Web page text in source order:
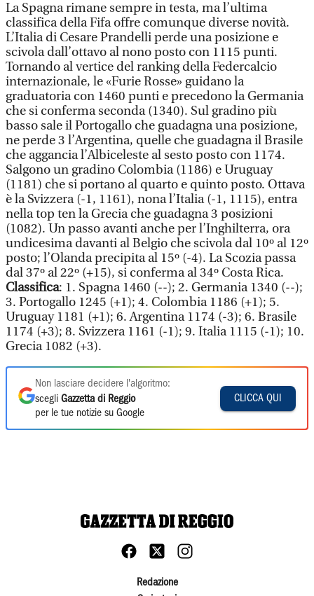
La Spagna rimane sempre in testa, ma l’ultima
classifica della Fifa offre comunque diverse novità.
L’Italia di Cesare Prandelli perde una posizione e
scivola dall’ottavo al nono posto con 1115 punti.
Tornando al vertice del ranking della Federcalcio
internazionale, le «Furie Rosse» guidano la
graduatoria con 1460 punti e precedono la Germania
che si conferma seconda (1340). Sul gradino più
basso sale il Portogallo che guadagna una posizione,
ne perde 3 l’Argentina, quelle che guadagna il Brasile
che aggancia l’Albiceleste al sesto posto con 1174.
Salgono un gradino Colombia (1186) e Uruguay
(1181) che si portano al quarto e quinto posto. Ottava
è la Svizzera (-1, 1161), nona l’Italia (-1, 1115), entra
nella top ten la Grecia che guadagna 3 posizioni
(1082). Un passo avanti anche per l’Inghilterra, ora
undicesima davanti al Belgio che scivola dal 10º al 12º
posto; l’Olanda precipita al 15º (-4). La Scozia passa
dal 37º al 22º (+15), si conferma al 34º Costa Rica.
Classifica: 1. Spagna 1460 (--); 2. Germania 1340 (--);
3. Portogallo 1245 (+1); 4. Colombia 1186 (+1); 5.
Uruguay 1181 (+1); 6. Argentina 1174 (-3); 6. Brasile
1174 (+3); 8. Svizzera 1161 (-1); 9. Italia 1115 (-1); 10.
Grecia 1082 (+3).
Non lasciare decidere l'algoritmo:
scegli Gazzetta di Reggio
per le tue notizie su Google
CLICCA QUI
Redazione